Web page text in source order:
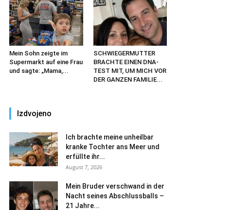
Mein Sohn zeigte im
Supermarkt auf eine Frau
und sagte: „Mama,...
SCHWIEGERMUTTER
BRACHTE EINEN DNA-
TEST MIT, UM MICH VOR
DER GANZEN FAMILIE...
Izdvojeno
Ich brachte meine unheilbar
kranke Tochter ans Meer und
erfüllte ihr...
August 7, 2026
Mein Bruder verschwand in der
Nacht seines Abschlussballs –
21 Jahre...